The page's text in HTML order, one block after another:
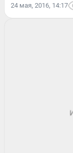
24 мая, 2016, 14:17